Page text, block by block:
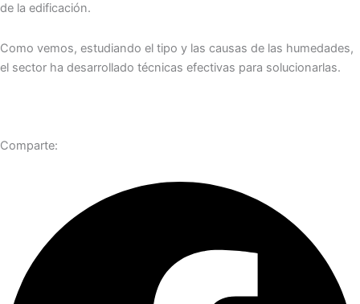
de la edificación.
Como vemos, estudiando el tipo y las causas de las humedades,
el sector ha desarrollado técnicas efectivas para solucionarlas.
Comparte: